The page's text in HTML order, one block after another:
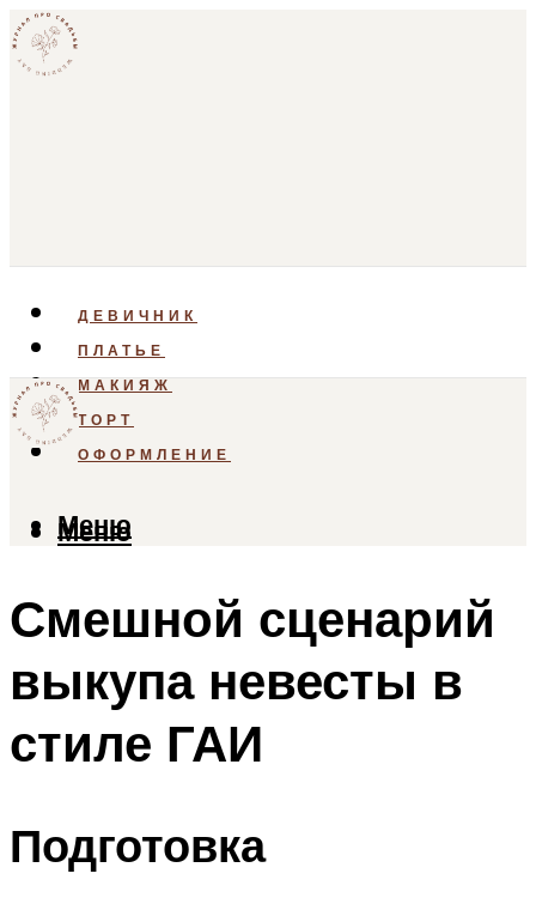
ДЕВИЧНИК
ПЛАТЬЕ
МАКИЯЖ
ТОРТ
ОФОРМЛЕНИЕ
Меню
Меню
Смешной сценарий
выкупа невесты в
стиле ГАИ
Подготовка